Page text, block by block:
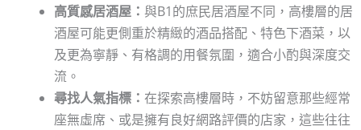
高質感居酒屋： 與B1的庶民居酒屋不同，高樓層的居
酒屋可能更側重於精緻的酒品搭配、特色下酒菜，以
及更為寧靜、有格調的用餐氛圍，適合小酌與深度交
流。
尋找人氣指標： 在探索高樓層時，不妨留意那些經常
座無虛席、或是擁有良好網路評價的店家，這些往往